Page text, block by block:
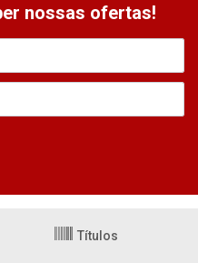
nossas ofertas!
Títulos